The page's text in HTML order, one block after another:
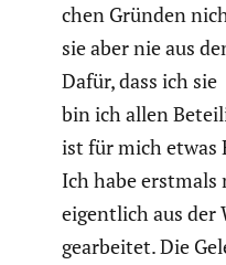
chen Gründen
sie aber nie aus
Dafür, dass ich
bin ich allen
ist für mich etwas
Ich habe erstmals
eigent­lich aus der
gearbeitet. Die